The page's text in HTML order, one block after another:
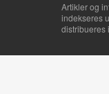
Artikler og
indekseres
distribueres